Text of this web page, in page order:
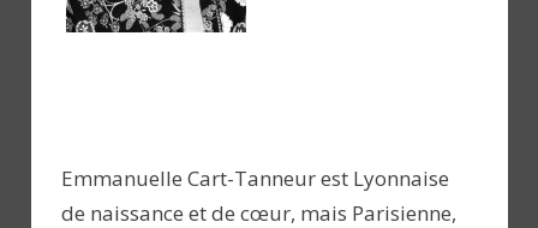
Emmanuelle Cart-Tanneur est Lyonnaise
de naissance et de cœur, mais Parisienne,